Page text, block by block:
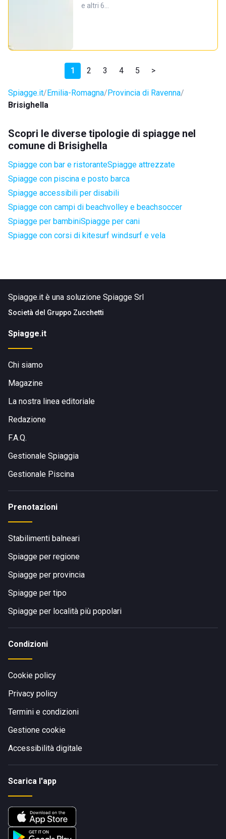
e altri 6…
1 2 3 4 5 >
Spiagge.it Emilia-Romagna Provincia di Ravenna
Brisighella
Scopri le diverse tipologie di spiagge nel
comune di Brisighella
Spiagge con bar e ristoranteSpiagge attrezzate
Spiagge con piscina e posto barca
Spiagge accessibili per disabili
Spiagge con campi di beachvolley e beachsoccer
Spiagge per bambiniSpiagge per cani
Spiagge con corsi di kitesurf windsurf e vela
Spiagge.it è una soluzione Spiagge Srl
Società del Gruppo Zucchetti
Spiagge.it
Chi siamo
Magazine
La nostra linea editoriale
Redazione
F.A.Q.
Gestionale Spiaggia
Gestionale Piscina
Prenotazioni
Stabilimenti balneari
Spiagge per regione
Spiagge per provincia
Spiagge per tipo
Spiagge per località più popolari
Condizioni
Cookie policy
Privacy policy
Termini e condizioni
Gestione cookie
Accessibilità digitale
Scarica l'app